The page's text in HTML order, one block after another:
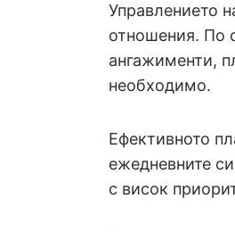
Управлението
отношения. По
ангажименти,
необходимо.
Ефективното
ежедневните
с висок